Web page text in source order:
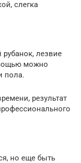
слегка
лезвие
можно
пола.
результат
но еще быть